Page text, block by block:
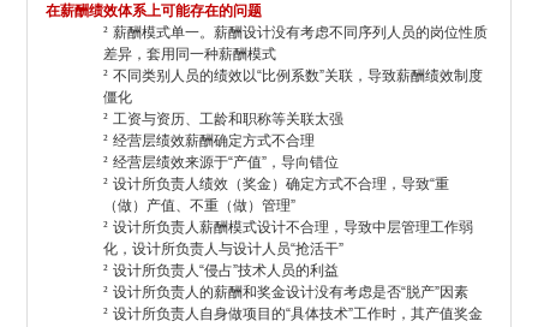
在薪酬绩效体系上可能存在的问题
² 薪酬模式单一。薪酬设计没有考虑不同序列人员的岗位性质
差异，套用同一种薪酬模式
² 不同类别人员的绩效以“比例系数”关联，导致薪酬绩效制度
僵化
² 工资与资历、工龄和职称等关联太强
² 经营层绩效薪酬确定方式不合理
² 经营层绩效来源于“产值”，导向错位
² 设计所负责人绩效（奖金）确定方式不合理，导致“重
（做）产值、不重（做）管理”
² 设计所负责人薪酬模式设计不合理，导致中层管理工作弱
化，设计所负责人与设计人员“抢活干”
² 设计所负责人“侵占”技术人员的利益
² 设计所负责人的薪酬和奖金设计没有考虑是否“脱产”因素
² 设计所负责人自身做项目的“具体技术”工作时，其产值奖金